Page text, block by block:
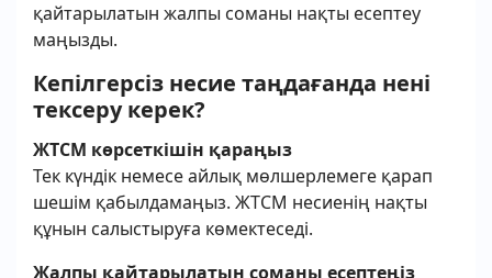
қайтарылатын жалпы соманы нақты есептеу
маңызды.
Кепілгерсіз несие таңдағанда нені
тексеру керек?
ЖТСМ көрсеткішін қараңыз
Тек күндік немесе айлық мөлшерлемеге қарап
шешім қабылдамаңыз. ЖТСМ несиенің нақты
құнын салыстыруға көмектеседі.
Жалпы қайтарылатын соманы есептеңіз